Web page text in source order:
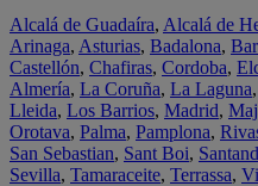
Alcalá de Guadaíra, Alcalá de
Arinaga, Asturias, Badalona,
Castellón, Chafiras, Cordoba,
Almería, La Coruña, La Laguna,
Lleida, Los Barrios, Madrid,
Orotava, Palma, Pamplona,
San Sebastian, Sant Boi,
Sevilla, Tamaraceite, Terrassa,